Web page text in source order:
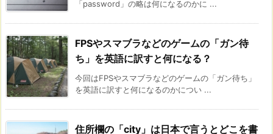
「password」の略は何になるのかに ...
FPSやスマブラなどのゲームの「ガン待
ち」を英語に訳すと何になる？
今回はFPSやスマブラなどのゲームの「ガン待ち」
を英語に訳すと何になるのかについ ...
住所欄の「city」は日本で言うとどこを書